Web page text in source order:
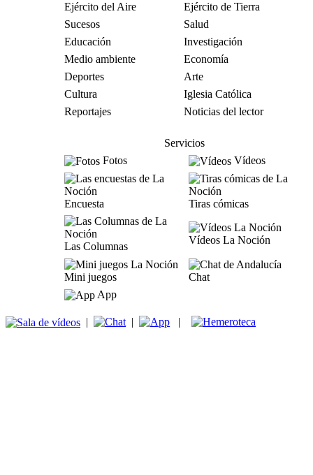
Ejército del Aire
Ejército de Tierra
Sucesos
Salud
Educación
Investigación
Medio ambiente
Economía
Deportes
Arte
Cultura
Iglesia Católica
Reportajes
Noticias del lector
Servicios
Fotos
Vídeos
Encuesta Tiras cómicas
Las Columnas
Vídeos La Noción
Mini juegos
Chat
App
| | |